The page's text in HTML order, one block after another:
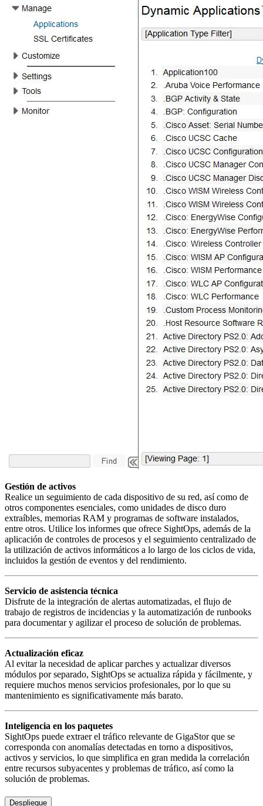
Gestión de activos
Realice un seguimiento de cada dispositivo de su red, así como de
otros componentes esenciales, como unidades de disco duro
extraíbles, memorias RAM y programas de software instalados,
entre otros. Utilice los informes que ofrece SightOps, además de la
aplicación de controles de procesos y el seguimiento centralizado de
la utilización de activos informáticos a lo largo de los ciclos de vida,
incluidos la gestión de eventos y del rendimiento.
Servicio de asistencia técnica
Disfrute de la integración de alertas automatizadas, el flujo de
trabajo de registros de incidencias y la automatización de runbooks
para documentar y agilizar el proceso de solución de problemas.
Actualización eficaz
Al evitar la necesidad de aplicar parches y actualizar diversos
módulos por separado, SightOps se actualiza rápida y fácilmente, y
requiere muchos menos servicios profesionales, por lo que su
mantenimiento es significativamente más barato.
Inteligencia en los paquetes
SightOps puede extraer el tráfico relevante de GigaStor que se
corresponda con anomalías detectadas en torno a dispositivos,
activos y servicios, lo que simplifica en gran medida la correlación
entre recursos subyacentes y problemas de tráfico, así como la
solución de problemas.
Despliegue